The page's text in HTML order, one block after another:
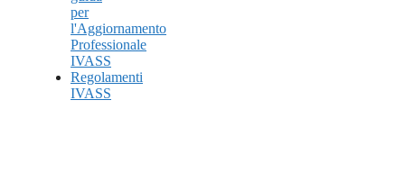
per
l'Aggiornamento
Professionale
IVASS
Regolamenti
IVASS